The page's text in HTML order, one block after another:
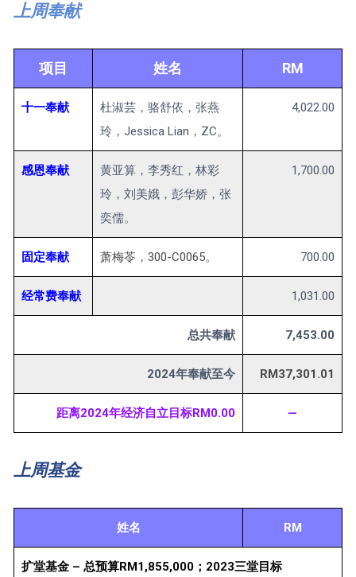
上周奉献
项目 姓名 RM
十一奉献
杜淑芸，骆舒依，张燕
玲，Jessica Lian，ZC。
4,022.00
感恩奉献
黄亚算，李秀红，林彩
玲，刘美娥，彭华娇，张
奕儒。
1,700.00
固定奉献 萧梅苓，300-C0065。 700.00
经常费奉献 1,031.00
总共奉献 7,453.00
2024年奉献至今 RM37,301.01
距离2024年经济自立目标RM0.00 —
上周基金
姓名 RM
扩堂基金 – 总预算RM1,855,000；2023三堂目标